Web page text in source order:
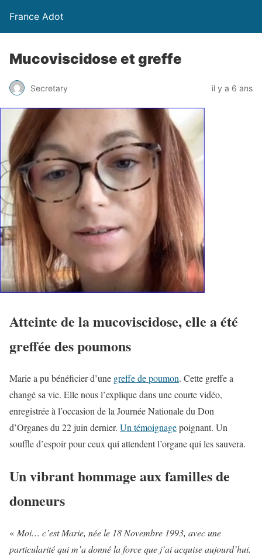
France Adot
Mucoviscidose et greffe
Secretary il y a 6 ans
Atteinte de la mucoviscidose, elle a été
greffée des poumons
Marie a pu bénéficier d’une greffe de poumon. Cette greffe a
changé sa vie. Elle nous l’explique dans une courte vidéo,
enregistrée à l’occasion de la Journée Nationale du Don
d’Organes du 22 juin dernier. Un témoignagepoignant. Un
souffle d’espoir pour ceux qui attendent l’organe qui les sauvera.
Un vibrant hommage aux familles de
donneurs
« Moi… c’est Marie, née le 18 Novembre 1993, avec une
particularité qui m’a donné la force que j’ai acquise aujourd’hui.